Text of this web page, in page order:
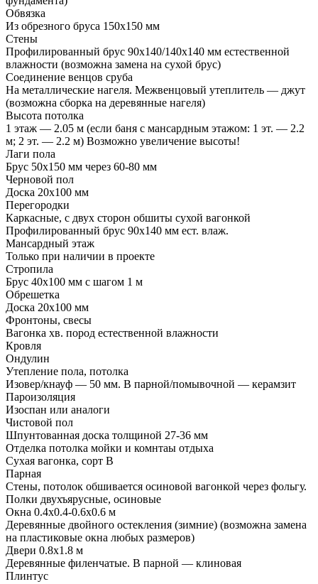
Обвязка
Из обрезного бруса 150х150 мм
Стены
Профилированный брус 90х140/140х140 мм естественной
влажности (возможна замена на сухой брус)
Соединение венцов сруба
На металлические нагеля. Межвенцовый утеплитель — джут
(возможна сборка на деревянные нагеля)
Высота потолка
1 этаж — 2.05 м (если баня с мансардным этажом: 1 эт. — 2.2
м; 2 эт. — 2.2 м) Возможно увеличение высоты!
Лаги пола
Брус 50х150 мм через 60-80 мм
Черновой пол
Доска 20х100 мм
Перегородки
Каркасные, с двух сторон обшиты сухой вагонкой
Профилированный брус 90х140 мм ест. влаж.
Мансардный этаж
Только при наличии в проекте
Стропила
Брус 40х100 мм с шагом 1 м
Обрешетка
Доска 20х100 мм
Фронтоны, свесы
Вагонка хв. пород естественной влажности
Кровля
Ондулин
Утепление пола, потолка
Изовер/кнауф — 50 мм. В парной/помывочной — керамзит
Пароизоляция
Изоспан или аналоги
Чистовой пол
Шпунтованная доска толщиной 27-36 мм
Отделка потолка мойки и комнтаы отдыха
Сухая вагонка, сорт В
Парная
Стены, потолок обшивается осиновой вагонкой через фольгу.
Полки двухъярусные, осиновые
Окна 0.4х0.4-0.6х0.6 м
Деревянные двойного остекления (зимние) (возможна замена
на пластиковые окна любых размеров)
Двери 0.8х1.8 м
Деревянные филенчатые. В парной — клиновая
Плинтус